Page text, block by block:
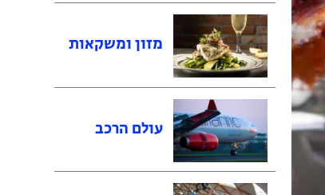
מזון ומשקאות
עולם הרכב